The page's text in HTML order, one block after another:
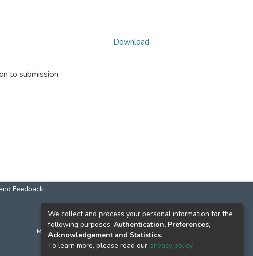
to submission
Download
Feedback
КОНТАКТИ
м. Київ, вул. Григорія Сковороди, 2
к. 1, к. 120
We collect and process your personal information for the
following purposes: Authentication, Preferences,
Acknowledgement and Statistics.
To learn more, please read our privacy policy.